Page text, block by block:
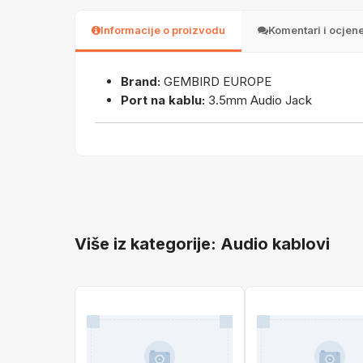
Informacije o proizvodu Komentari i
Brand: GEMBIRD EUROPE
Port na kablu: 3.5mm Audio Jack
Više iz kategorije: Audio kablovi